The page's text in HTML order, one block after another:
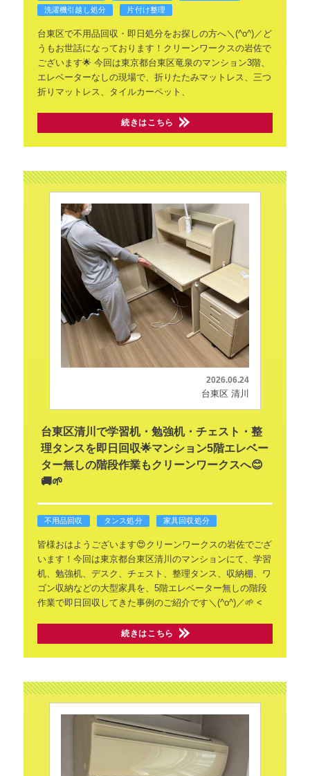
洗濯機引越し処分
片付け整理
台東区で不用品回収・即日処分をお探しの方へ＼(^o^)／ど
うもお世話になっております！クリーンワークスの岩佐で
ございます🌟 今回は東京都台東区竜泉のマンション3階、
エレベーターなしの現場で、折りたたみマットレス、三つ
折りマットレス、タイルカーペット、
続きはこちら
2026.06.24
台東区 清川
台東区清川で学習机・勉強机・チェスト・整
理タンスを即日回収🌟マンション5階エレベー
ター無しの階段作業もクリーンワークスへ😊
🚚🌱
不用品回収 タンス処分 家具回収処分
皆様おはようございます😍クリーンワークスの岩佐でござ
います！今回は東京都台東区清川のマンションにて、学習
机、勉強机、デスク、チェスト、整理タンス、収納棚、ワ
ゴン収納などの大型家具を、5階エレベーター無しの階段
作業で即日回収してきた事例のご紹介です＼(^o^)／🌱 <
続きはこちら